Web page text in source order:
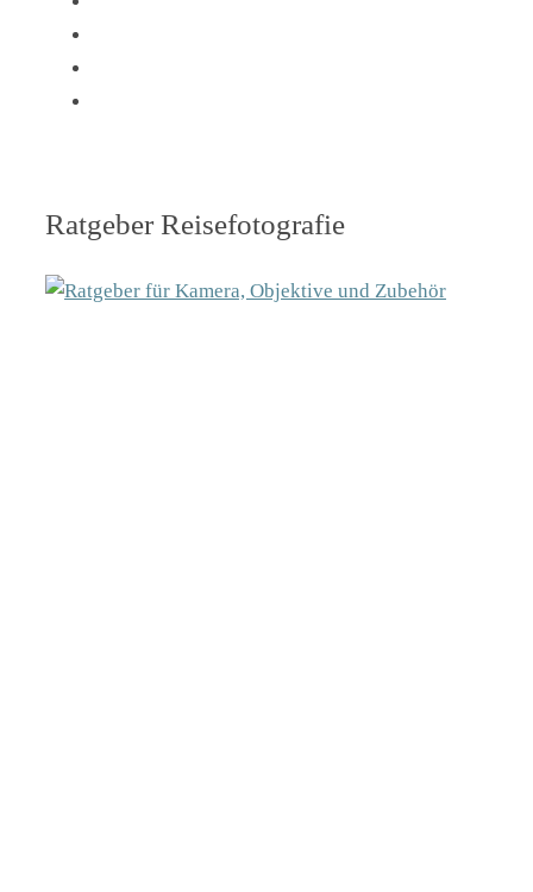
Ratgeber Reisefotografie